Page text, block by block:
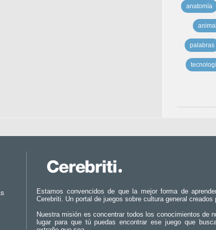
anatomía
palabras
Estamos convencidos de que la mejor forma de
Cerebriti. Un portal de juegos sobre cultura general creados
Nuestra misión es concentrar todos los conocimientos de
lugar para que tú puedas encontrar ese juego que